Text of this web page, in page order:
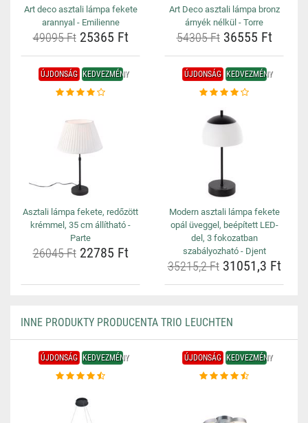
Art deco asztali lámpa fekete
arannyal - Emilienne
49095 Ft25365 Ft
Art Deco asztali lámpa bronz
árnyék nélkül - Torre
54305 Ft36555 Ft
ÚJDONSÁG KEDVEZMÉNY
Asztali lámpa fekete, redőzött
krémmel, 35 cm állítható -
Parte
26045 Ft22785 Ft
ÚJDONSÁG KEDVEZMÉNY
Modern asztali lámpa fekete
opál üveggel, beépített LED-
del, 3 fokozatban
szabályozható - Djent
35215,2 Ft31051,3 Ft
INNE PRODUKTY PRODUCENTA TRIO LEUCHTEN
ÚJDONSÁG KEDVEZMÉNY ÚJDONSÁG KEDVEZMÉNY